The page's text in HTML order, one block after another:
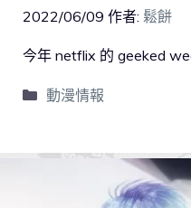
2022/06/09 作者: 鬆餅
今年 netflix 的 geeked
動漫情報